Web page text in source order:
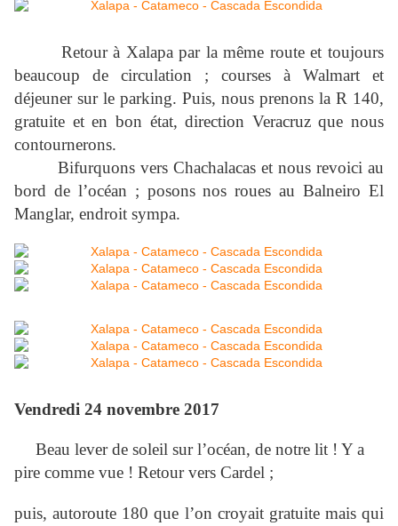
Retour à Xalapa par la même route et toujours
beaucoup de circulation ; courses à Walmart et
déjeuner sur le parking. Puis, nous prenons la R 140,
gratuite et en bon état, direction Veracruz que nous
contournerons.
Bifurquons vers Chachalacas et nous revoici au
bord de l’océan ; posons nos roues au Balneiro El
Manglar, endroit sympa.
Vendredi 24 novembre 2017
Beau lever de soleil sur l’océan, de notre lit ! Y a
pire comme vue ! Retour vers Cardel ;
puis, autoroute 180 que l’on croyait gratuite mais qui